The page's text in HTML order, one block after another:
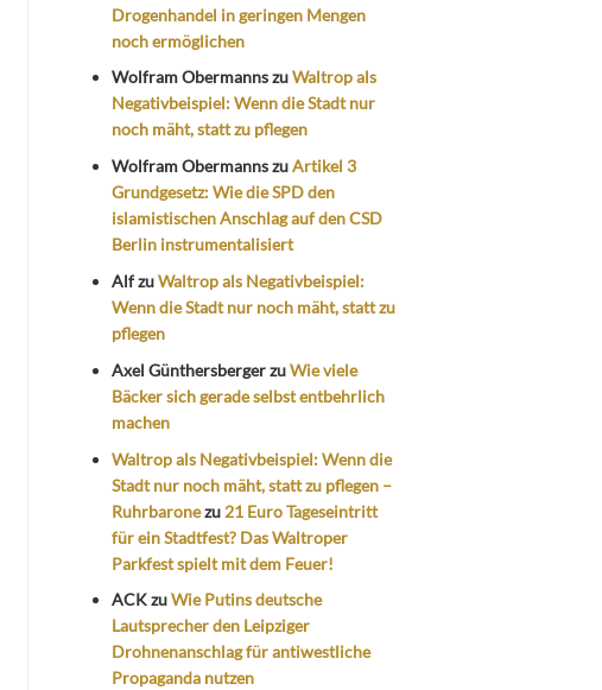
Drogenhandel in geringen Mengen
noch ermöglichen
Wolfram ObermannszuWaltrop als
Negativbeispiel: Wenn die Stadt nur
noch mäht, statt zu pflegen
Wolfram ObermannszuArtikel 3
Grundgesetz: Wie die SPD den
islamistischen Anschlag auf den CSD
Berlin instrumentalisiert
AlfzuWaltrop als Negativbeispiel:
Wenn die Stadt nur noch mäht, statt zu
pflegen
Axel GünthersbergerzuWie viele
Bäcker sich gerade selbst entbehrlich
machen
Waltrop als Negativbeispiel: Wenn die
Stadt nur noch mäht, statt zu pflegen –
Ruhrbaronezu 21 Euro Tageseintritt
für ein Stadtfest? Das Waltroper
Parkfest spielt mit dem Feuer!
ACKzuWie Putins deutsche
Lautsprecher den Leipziger
Drohnenanschlag für antiwestliche
Propaganda nutzen